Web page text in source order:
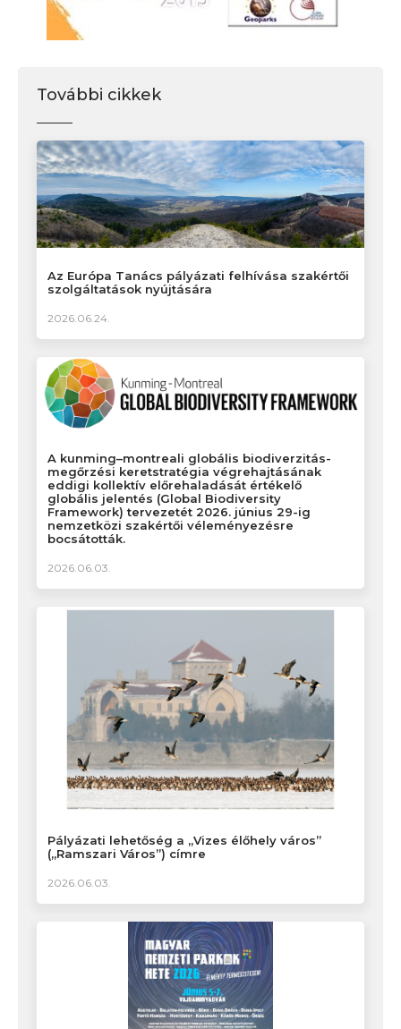
További cikkek
Az Európa Tanács pályázati felhívása szakértői
szolgáltatások nyújtására
2026.06.24.
A kunming–montreali globális biodiverzitás-
megőrzési keretstratégia végrehajtásának
eddigi kollektív előrehaladását értékelő
globális jelentés (Global Biodiversity
Framework) tervezetét 2026. június 29-ig
nemzetközi szakértői véleményezésre
bocsátották.
2026.06.03.
Pályázati lehetőség a „Vizes élőhely város”
(„Ramszari Város”) címre
2026.06.03.